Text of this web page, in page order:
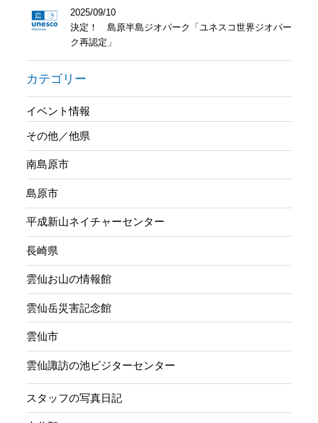
2025/09/10
決定！ 島原半島ジオパーク「ユネスコ世界ジオパー
ク再認定」
カテゴリー
イベント情報
その他／他県
南島原市
島原市
平成新山ネイチャーセンター
長崎県
雲仙お山の情報館
雲仙岳災害記念館
雲仙市
雲仙諏訪の池ビジターセンター
スタッフの写真日記